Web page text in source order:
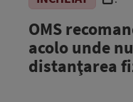
OMS
acolo unde
distanţarea